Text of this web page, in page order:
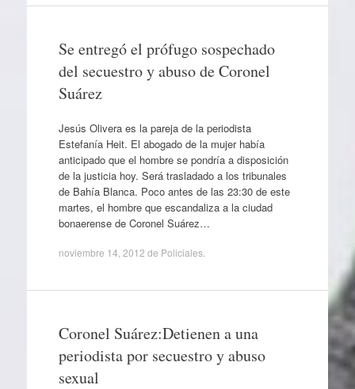
Se entregó el prófugo sospechado
del secuestro y abuso de Coronel
Suárez
Jesús Olivera es la pareja de la periodista
Estefanía Heit. El abogado de la mujer había
anticipado que el hombre se pondría a disposición
de la justicia hoy. Será trasladado a los tribunales
de Bahía Blanca. Poco antes de las 23:30 de este
martes, el hombre que escandaliza a la ciudad
bonaerense de Coronel Suárez…
noviembre 14, 2012 de Policiales.
Coronel Suárez:Detienen a una
periodista por secuestro y abuso
sexual